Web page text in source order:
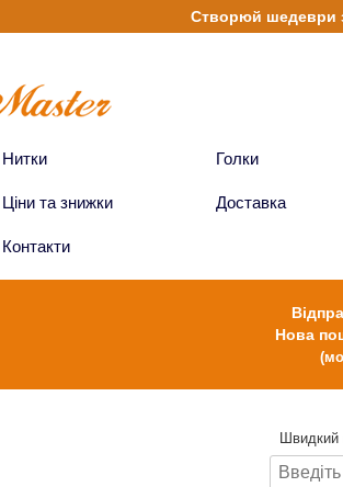
Нитки Голки
Ціни та знижки Доставка
Контакти
Нова
Швидкий
Створюй шедеври